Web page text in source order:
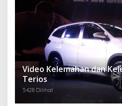
Video Kelemahan dan
Terios
5428 Dilihat